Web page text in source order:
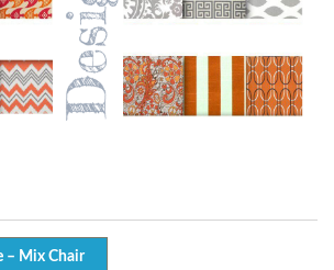
– Mix Chair